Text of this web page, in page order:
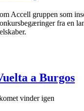
Accell gruppen som
fra en
a Burgos
vinder igen